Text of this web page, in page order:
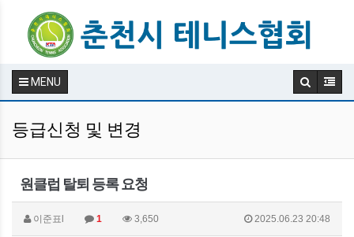
MENU
등급신청 및 변경
원클럽 탈퇴 등록 요청
이준표l 1 3,650 2025.06.23 20:48